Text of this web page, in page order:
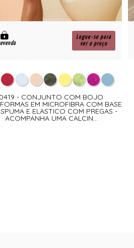
Logue-se para
ver o preço
0419 - CONJUNTO COM BOJO
EM MICROFIBRA COM BASE
E ELASTICO COM PREGAS -
ACOMPANHA UMA CALCIN...